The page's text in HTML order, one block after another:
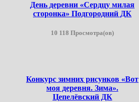
День деревни «Сердцу милая
сторонка» Подгородний ДК
10 118 Просмотра(ов)
Конкурс зимних рисунков «Вот
моя деревня. Зима».
Цепелёвский ДК